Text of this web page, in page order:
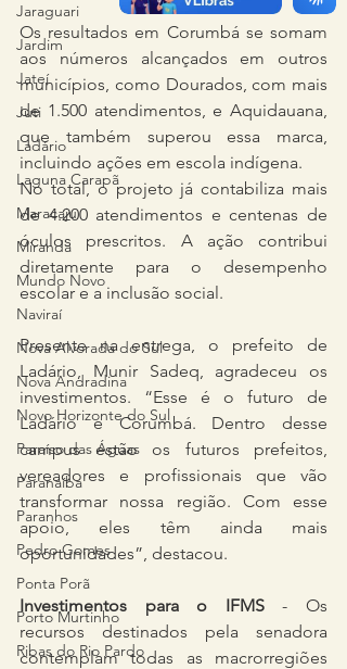
Jaraguari
Jardim
Jateí
Juti
Ladário
Laguna Carapã
Maracaju
Miranda
Mundo Novo
Naviraí
Nova Alvorada do Sul
Nova Andradina
Novo Horizonte do Sul
Paraíso das Águas
Paranaíba
Paranhos
Pedro Gomes
Ponta Porã
Porto Murtinho
Ribas do Rio Pardo
Os resultados em Corumbá se somam
aos números alcançados em outros
municípios, como Dourados, com mais
de 1.500 atendimentos, e Aquidauana,
que também superou essa marca,
incluindo ações em escola indígena.
No total, o projeto já contabiliza mais
de 4.200 atendimentos e centenas de
óculos prescritos. A ação contribui
diretamente para o desempenho
escolar e a inclusão social.
Presente na entrega, o prefeito de
Ladário, Munir Sadeq, agradeceu os
investimentos. “Esse é o futuro de
Ladário e Corumbá. Dentro desse
campus estão os futuros prefeitos,
vereadores e profissionais que vão
transformar nossa região. Com esse
apoio, eles têm ainda mais
oportunidades”, destacou.
Investimentos para o IFMS - Os
recursos destinados pela senadora
contemplam todas as macrorregiões